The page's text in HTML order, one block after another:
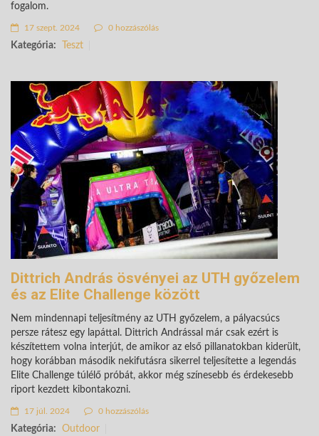
fogalom.
17 szept. 2024 0 hozzászólás
Kategória: Teszt
Dittrich András ösvényei az UTH győzelem
és az Elite Challenge között
Nem mindennapi teljesítmény az UTH győzelem, a pályacsúcs
persze rátesz egy lapáttal. Dittrich Andrással már csak ezért is
készítettem volna interjút, de amikor az első pillanatokban kiderült,
hogy korábban második nekifutásra sikerrel teljesítette a legendás
Elite Challenge túlélő próbát, akkor még színesebb és érdekesebb
riport kezdett kibontakozni.
17 júl. 2024 0 hozzászólás
Kategória: Outdoor